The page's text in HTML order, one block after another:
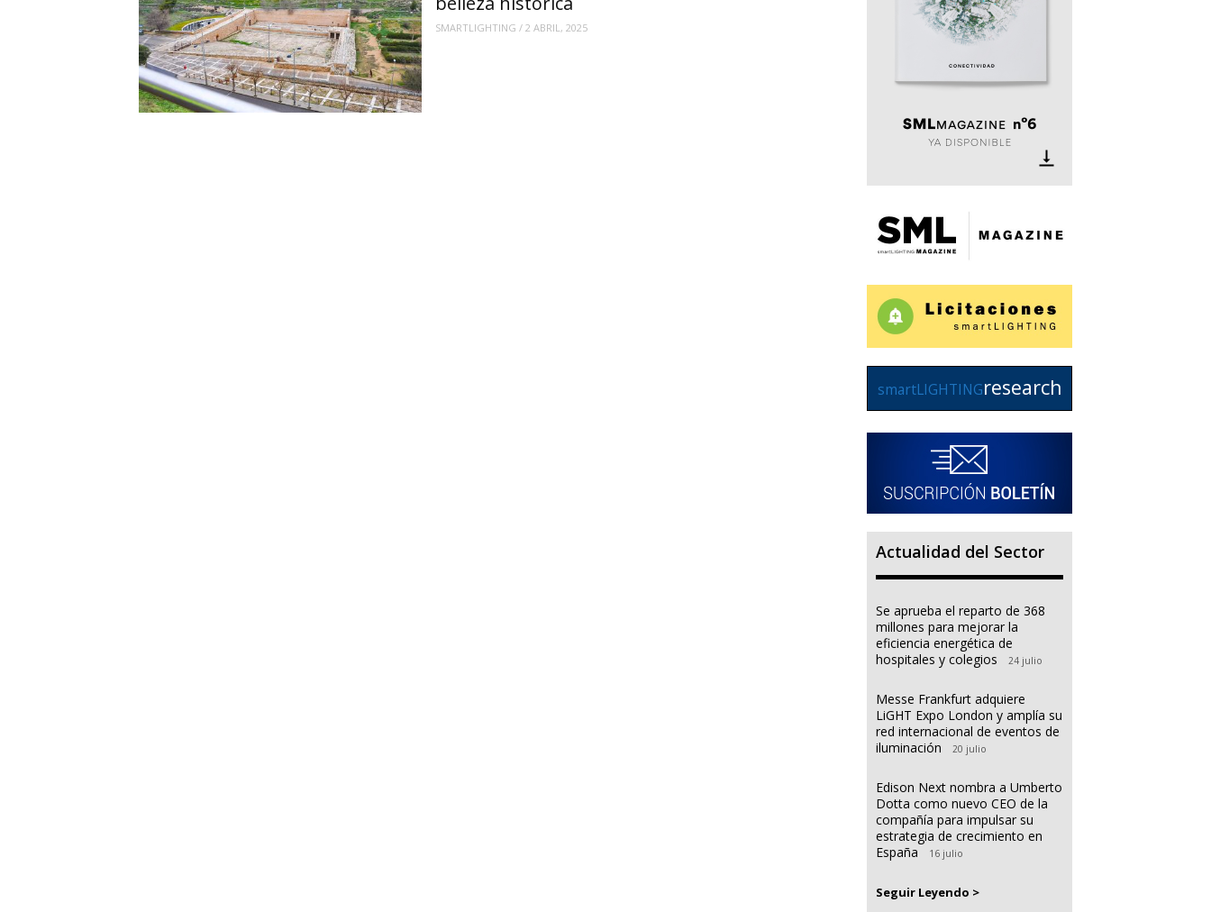
SMARTLIGHTING / 2 ABRIL, 2025
smartLIGHTINGresearch
Actualidad del Sector
Se aprueba el reparto de 368
millones para mejorar la
eficiencia energética de
hospitales y colegios
24 julio
Messe Frankfurt adquiere
LiGHT Expo London y amplía su
red internacional de eventos de
iluminación
20 julio
Edison Next nombra a Umberto
Dotta como nuevo CEO de la
compañía para impulsar su
estrategia de crecimiento en
España
16 julio
Seguir Leyendo >